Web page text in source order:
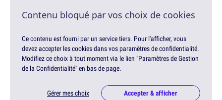
Contenu bloqué par vos choix de cookies
Ce contenu est fourni par un service tiers. Pour l'afficher, vous
devez accepter les cookies dans vos paramètres de confidentialité.
Modifiez ce choix à tout moment via le lien "Paramètres de Gestion
de la Confidentialité" en bas de page.
Gérer mes choix Accepter & afficher